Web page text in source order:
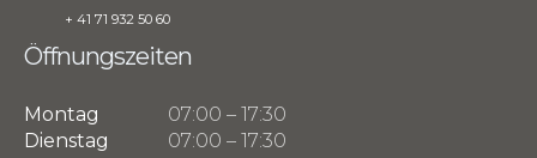
+ 41 71 932 50 60
Öffnungszeiten
Montag
07:00 – 17:30
Dienstag
07:00 – 17:30